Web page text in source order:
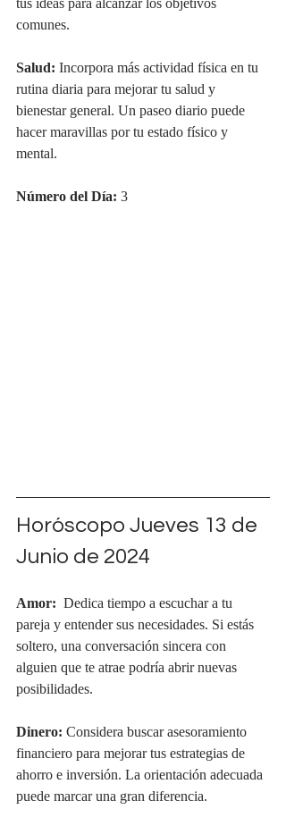
comunes.
Salud: Incorpora más actividad física en tu
rutina diaria para mejorar tu salud y
bienestar general. Un paseo diario puede
hacer maravillas por tu estado físico y
mental.
Número del Día: 3
Horóscopo Jueves 13 de
Junio de 2024
Amor: Dedica tiempo a escuchar a tu
pareja y entender sus necesidades. Si estás
soltero, una conversación sincera con
alguien que te atrae podría abrir nuevas
posibilidades.
Dinero: Considera buscar asesoramiento
financiero para mejorar tus estrategias de
ahorro e inversión. La orientación adecuada
puede marcar una gran diferencia.